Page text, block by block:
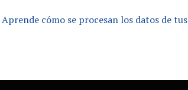
Aprende cómo se procesan los datos de tus